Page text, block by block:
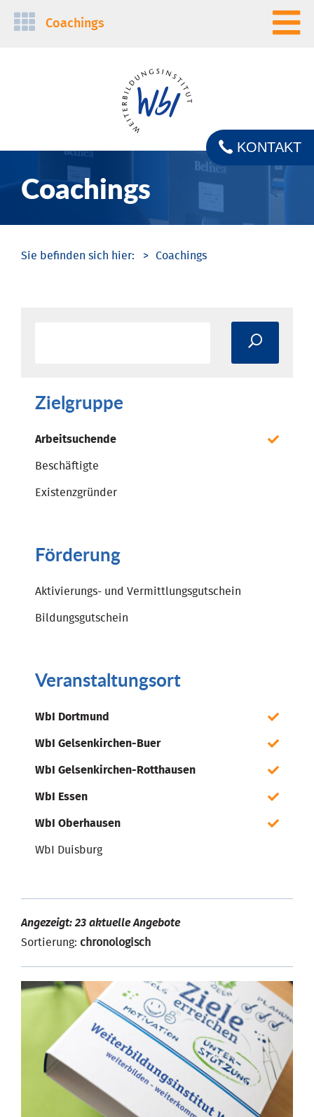
Navigation
Coachings
Coachings
KONTAKT
Coachings
Zielgruppe
Arbeitsuchende
Beschäftigte
Existenzgründer
Förderung
Aktivierungs- und Vermittlungsgutschein
Bildungsgutschein
Veranstaltungsort
WbI Dortmund
WbI Gelsenkirchen-Buer
WbI Gelsenkirchen-Rotthausen
WbI Essen
WbI Oberhausen
WbI Duisburg
Angezeigt: 23 aktuelle Angebote
Sortierung: chronologisch